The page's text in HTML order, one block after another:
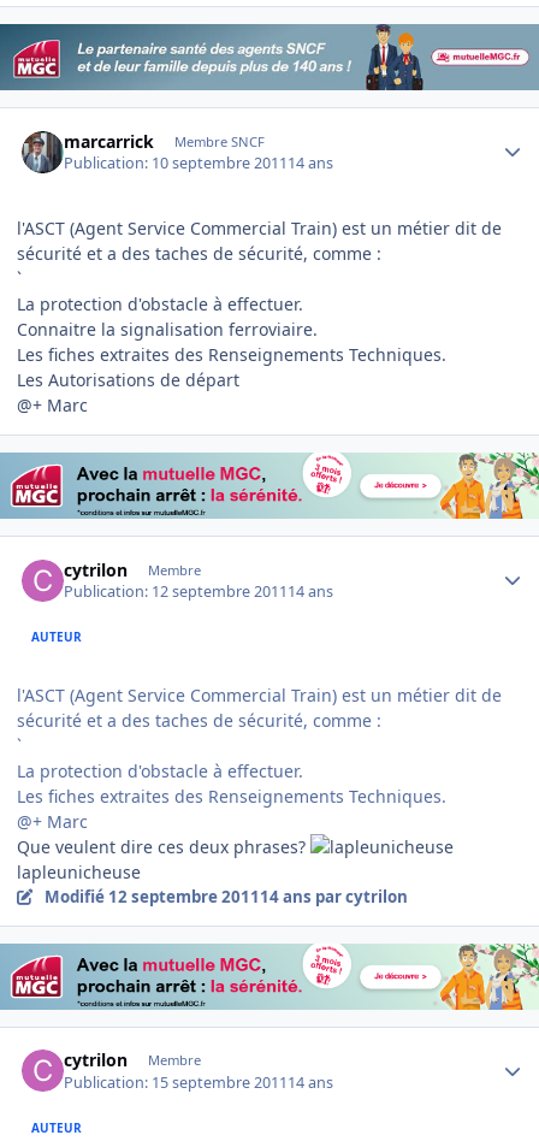
marcarrick Membre SNCF
Publication: 10 septembre 201114 ans
l'ASCT (Agent Service Commercial Train) est un métier dit de
sécurité et a des taches de sécurité, comme :
`
La protection d'obstacle à effectuer.
Connaitre la signalisation ferroviaire.
Les fiches extraites des Renseignements Techniques.
Les Autorisations de départ
@+ Marc
cytrilon Membre
Publication: 12 septembre 201114 ans
AUTEUR
l'ASCT (Agent Service Commercial Train) est un métier dit de
sécurité et a des taches de sécurité, comme :
`
La protection d'obstacle à effectuer.
Les fiches extraites des Renseignements Techniques.
@+ Marc
Que veulent dire ces deux phrases?
lapleunicheuse
Modifié 12 septembre 201114 ans par cytrilon
cytrilon Membre
Publication: 15 septembre 201114 ans
AUTEUR